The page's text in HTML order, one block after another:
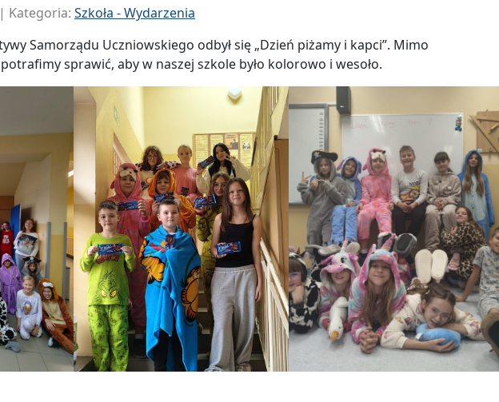
Kategoria: Szkoła - Wydarzenia
Samorządu Uczniowskiego odbył się „Dzień piżamy i kapci”. Mimo
sprawić, aby w naszej szkole było kolorowo i wesoło.